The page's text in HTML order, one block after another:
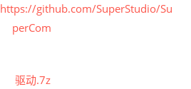
https://github.com/SuperStudio/Su
perCom
驱动.7z